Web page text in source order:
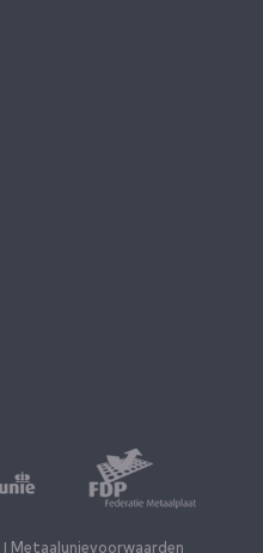
| Metaalunievoorwaarden